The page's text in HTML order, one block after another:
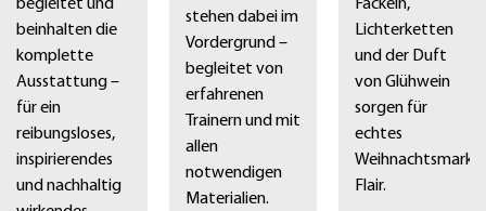
begleitet und
beinhalten die
komplette
Ausstattung –
für ein
reibungsloses,
inspirierendes
und nachhaltig
stehen dabei im
Vordergrund –
begleitet von
erfahrenen
Trainern und mit
allen
notwendigen
Materialien.
Fackeln,
Lichterketten
und der Duft
von Glühwein
sorgen für
echtes
Weihnachtsmarkt-
Flair.